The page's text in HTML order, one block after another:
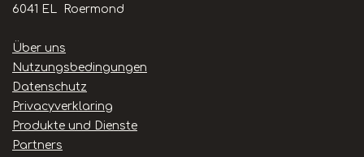
6041 EL Roermond
Handige
links
Über uns
Nutzungsbedingungen
Datenschutz
Privacyverklaring
Produkte und Dienste
Partners